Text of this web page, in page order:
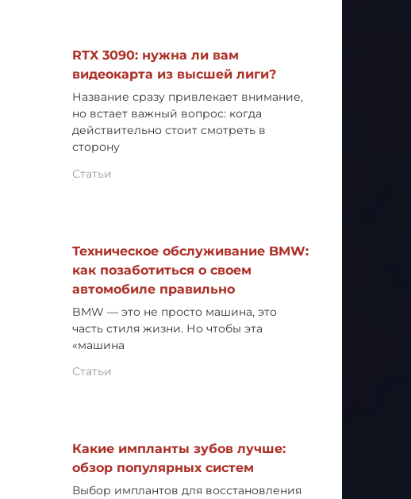
RTX 3090: нужна ли вам
видеокарта из высшей лиги?
Название сразу привлекает внимание,
но встает важный вопрос: когда
действительно стоит смотреть в
сторону
Статьи
Техническое обслуживание BMW:
как позаботиться о своем
автомобиле правильно
BMW — это не просто машина, это
часть стиля жизни. Но чтобы эта
«машина
Статьи
Какие импланты зубов лучше:
обзор популярных систем
Выбор имплантов для восстановления